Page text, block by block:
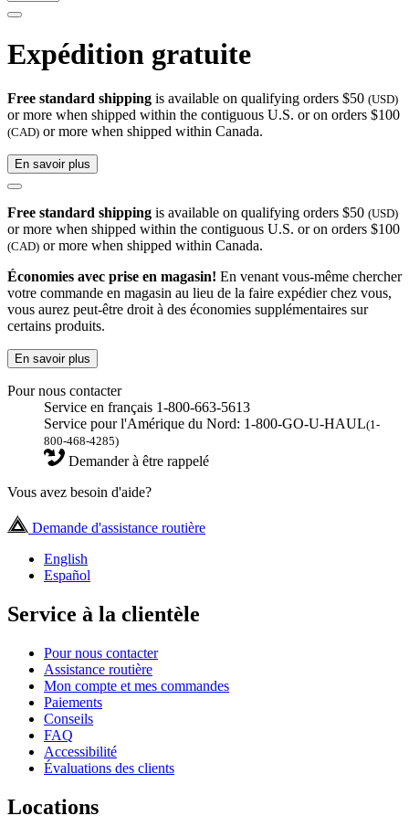
Expédition gratuite
Free standard shipping is available on qualifying orders $50 (USD)
or more when shipped within the contiguous U.S. or on orders $100
(CAD) or more when shipped within Canada.
En savoir plus
Free standard shipping is available on qualifying orders $50 (USD)
or more when shipped within the contiguous U.S. or on orders $100
(CAD) or more when shipped within Canada.
Économies avec prise en magasin! En venant vous-même chercher
votre commande en magasin au lieu de la faire expédier chez vous,
vous aurez peut-être droit à des économies supplémentaires sur
certains produits.
En savoir plus
Pour nous contacter
Service en français 1-800-663-5613
Service pour l'Amérique du Nord: 1-800-GO-U-HAUL(1-
800-468-4285)
Demander à être rappelé
Vous avez besoin d'aide?
Demande d'assistance routière
English
Español
Service à la clientèle
Pour nous contacter
Assistance routière
Mon compte et mes commandes
Paiements
Conseils
FAQ
Accessibilité
Évaluations des clients
Locations